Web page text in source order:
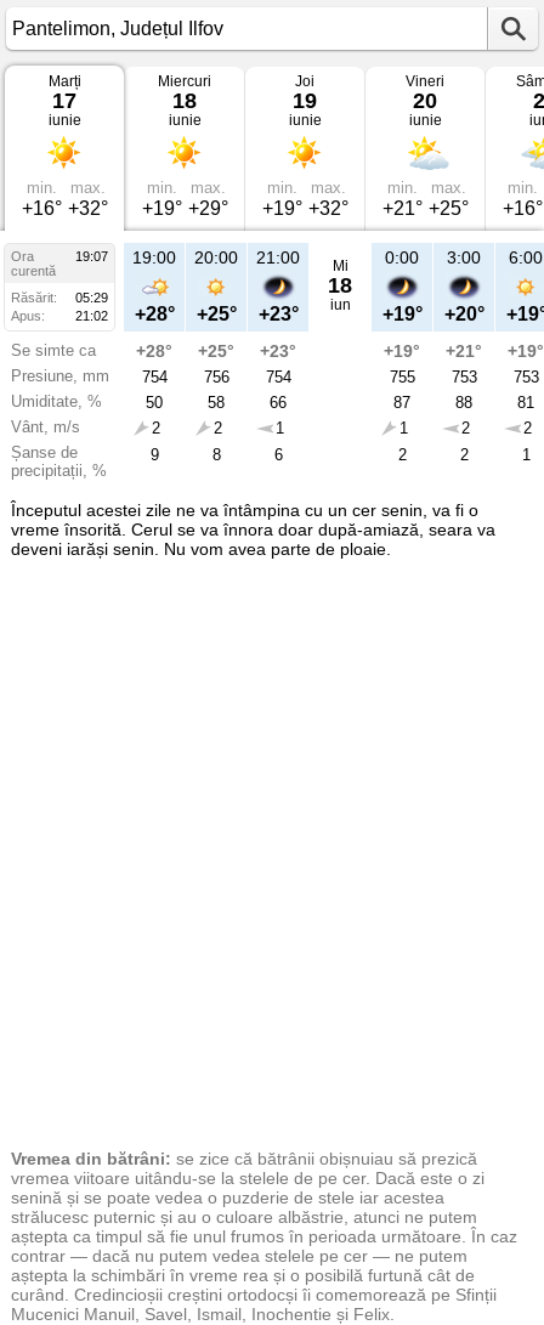
Vremea
Pantelimon
2025
Județul
Ilfov
Marți
17
iunie
min.
+16°
max.
+32°
Miercuri
18
iunie
min.
+19°
max.
+29°
Joi
19
iunie
min.
+19°
max.
+32°
Vineri
20
iunie
min.
+21°
max.
+25°
min.
+16°
Ora
19:07
curentă
Răsărit:
05:29
Apus:
21:02
Se simte ca
Presiune, mm
Umiditate, %
Vânt, m/s
Șanse de
precipitații, %
19:00
+28°
+28°
754
50
2
9
20:00
+25°
+25°
756
58
2
8
21:00
+23°
+23°
754
66
1
6
Mi
18
iun
0:00
+19°
+19°
755
87
1
2
3:00
+20°
+21°
753
88
2
2
6:00
+19°
753
81
2
1
Începutul acestei zile ne va întâmpina cu un cer senin, va fi o
vreme însorită. Cerul se va înnora doar după-amiază, seara va
deveni iarăși senin. Nu vom avea parte de ploaie.
Vremea din bătrâni: se zice că bătrânii obișnuiau să prezică
vremea viitoare uitându-se la stelele de pe cer. Dacă este o zi
senină și se poate vedea o puzderie de stele iar acestea
strălucesc puternic și au o culoare albăstrie, atunci ne putem
aștepta ca timpul să fie unul frumos în perioada următoare. În caz
contrar — dacă nu putem vedea stelele pe cer — ne putem
aștepta la schimbări în vreme rea și o posibilă furtună cât de
curând. Credincioșii creștini ortodocși îi comemorează pe Sfinții
Mucenici Manuil, Savel, Ismail, Inochentie și Felix.